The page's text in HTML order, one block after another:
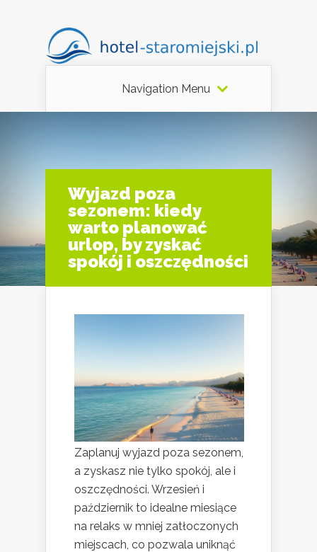
Navigation Menu
Wyjazd poza
sezonem: kiedy
warto planować
urlop, by zyskać
spokój i oszczędności
Zaplanuj wyjazd poza sezonem,
a zyskasz nie tylko spokój, ale i
oszczędności. Wrzesień i
październik to idealne miesiące
na relaks w mniej zatłoczonych
miejscach, co pozwala uniknąć